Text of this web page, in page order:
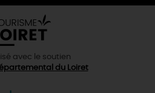
avec le soutien
du Loiret